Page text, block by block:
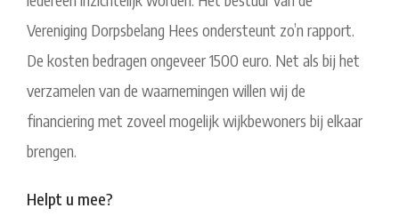
Vereniging Dorpsbelang Hees ondersteunt zo’n rapport.
De kosten bedragen ongeveer 1500 euro. Net als bij het
verzamelen van de waarnemingen willen wij de
financiering met zoveel mogelijk wijkbewoners bij elkaar
brengen.
Helpt u mee?